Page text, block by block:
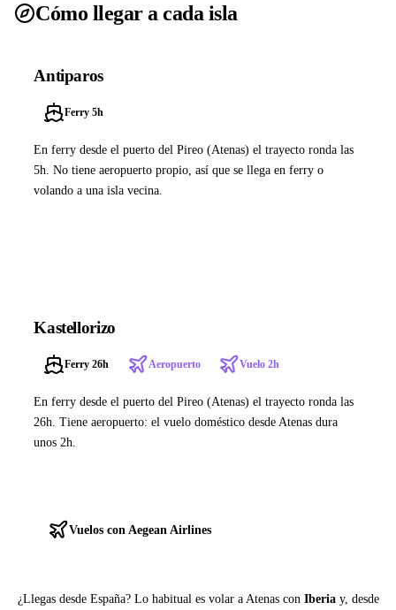
Cómo llegar a cada isla
Antiparos
Ferry 5h
En ferry desde el puerto del Pireo (Atenas) el trayecto ronda las
5h. No tiene aeropuerto propio, así que se llega en ferry o
volando a una isla vecina.
Kastellorizo
Ferry 26h Aeropuerto Vuelo 2h
En ferry desde el puerto del Pireo (Atenas) el trayecto ronda las
26h. Tiene aeropuerto: el vuelo doméstico desde Atenas dura
unos 2h.
Vuelos con Aegean Airlines
¿Llegas desde España? Lo habitual es volar a Atenas con Iberiay, desde